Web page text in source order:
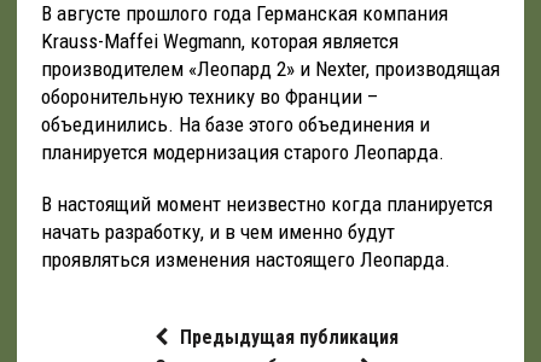
В августе прошлого года Германская компания
Krauss-Maffei Wegmann, которая является
производителем «Леопард 2» и Nexter, производящая
оборонительную технику во Франции –
объединились. На базе этого объединения и
планируется модернизация старого Леопарда.
В настоящий момент неизвестно когда планируется
начать разработку, и в чем именно будут
проявляться изменения настоящего Леопарда.
Предыдущая публикация